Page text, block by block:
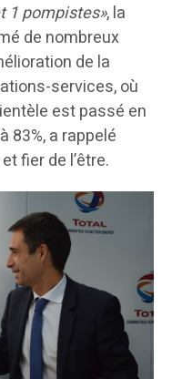
1 pompistes», la
de nombreux
de la
services, où
est passé en
83%, a rappelé
fier de l’être.